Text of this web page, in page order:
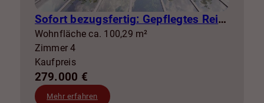
Sofort bezugsfertig: Gepflegtes Reihenhaus mit Garten, Garage, Klima & Glasfaser in Broistedt
Wohnfläche ca. 100,29 m²
Zimmer 4
Kaufpreis
279.000 €
Mehr erfahren